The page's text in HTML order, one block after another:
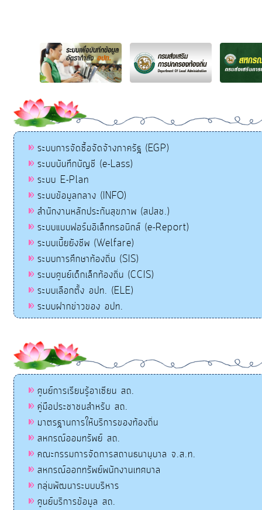
ระบบการจัดซื้อจัดจ้างภาครัฐ (EGP)
ระบบบันทึกบัญชี (e-Lass)
ระบบ E-Plan
ระบบข้อมูลกลาง (INFO)
สำนักงานหลักประกันสุขภาพ (สปสช.)
ระบบแบบฟอร์มอิเล็กทรอนิกส์ (e-Report)
ระบบเบี้ยยังชีพ (Welfare)
ระบบการศึกษาท้องถิ่น (SIS)
ระบบศูนย์เด็กเล็กท้องถิ่น (CCIS)
ระบบเลือกตั้ง อปท. (ELE)
ระบบฝากข่าวของ อปท.
ศูนย์การเรียนรู้อาเซียน สถ.
คู่มือประชาชนสำหรับ สถ.
มาตรฐานการให้บริการของท้องถิ่น
สหกรณ์ออมทรัพย์ สถ.
คณะกรรมการจัดการสถานธนานุบาล จ.ส.ท.
สหกรณ์ออกทรัพย์พนักงานเทศบาล
กลุ่มพัฒนาระบบบริหาร
ศูนย์บริการข้อมูล สถ.